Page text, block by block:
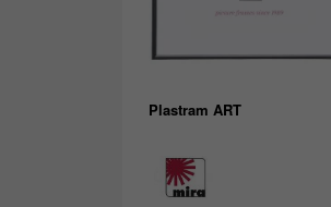
Plastram ART